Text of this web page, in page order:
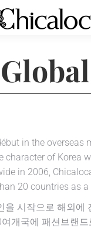
Global
in the overseas
character of Korea
in 2006,
20 countries as
을 시작으로 해외에
개국에 패션브랜